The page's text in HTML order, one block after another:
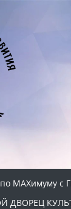
МАХимуму с
ДВОРЕЦ